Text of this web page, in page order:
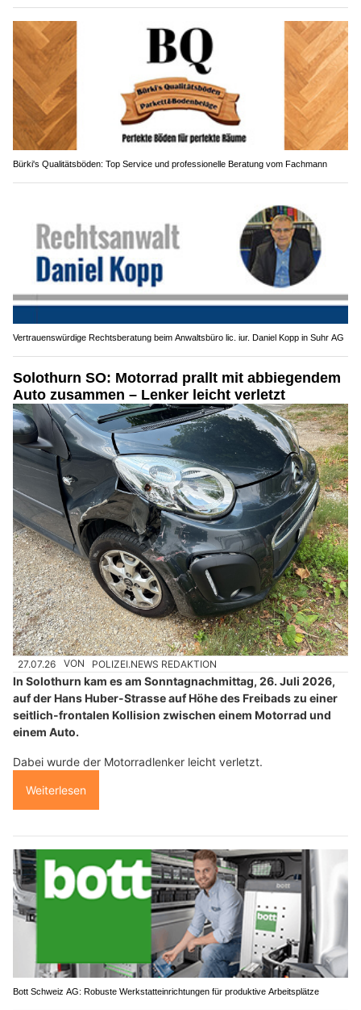
Bürki's Qualitätsböden: Top Service und professionelle Beratung vom Fachmann
Vertrauenswürdige Rechtsberatung beim Anwaltsbüro lic. iur. Daniel Kopp in Suhr AG
Solothurn SO: Motorrad prallt mit abbiegendem
Auto zusammen – Lenker leicht verletzt
27.07.26 VON POLIZEI.NEWS REDAKTION
In Solothurn kam es am Sonntagnachmittag, 26. Juli 2026,
auf der Hans Huber-Strasse auf Höhe des Freibads zu einer
seitlich-frontalen Kollision zwischen einem Motorrad und
einem Auto.
Dabei wurde der Motorradlenker leicht verletzt.
Weiterlesen
Bott Schweiz AG: Robuste Werkstatteinrichtungen für produktive Arbeitsplätze